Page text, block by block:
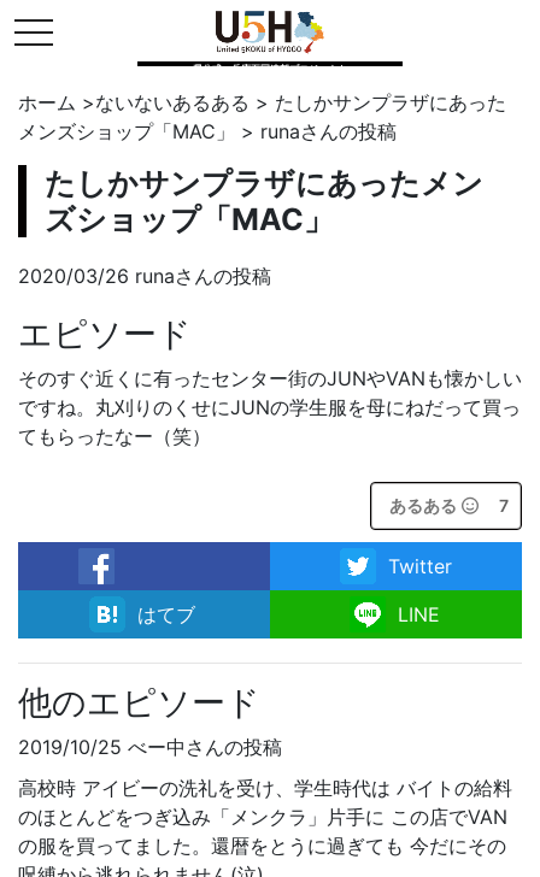
toggle navigation
県公式・兵庫五国連邦プロジェクト
ホーム >ないないあるある > たしかサンプラザにあった
メンズショップ「MAC」
> runaさんの投稿
たしかサンプラザにあったメン
ズショップ「MAC」
2020/03/26 runaさんの投稿
エピソード
そのすぐ近くに有ったセンター街のJUNやVANも懐かしい
ですね。丸刈りのくせにJUNの学生服を母にねだって買っ
てもらったなー（笑）
あるある 7
facebook
Twitter
はてブ
LINE
他のエピソード
2019/10/25 べー中さんの投稿
高校時 アイビーの洗礼を受け、学生時代は バイトの給料
のほとんどをつぎ込み「メンクラ」片手に この店でVAN
の服を買ってました。還暦をとうに過ぎても 今だにその